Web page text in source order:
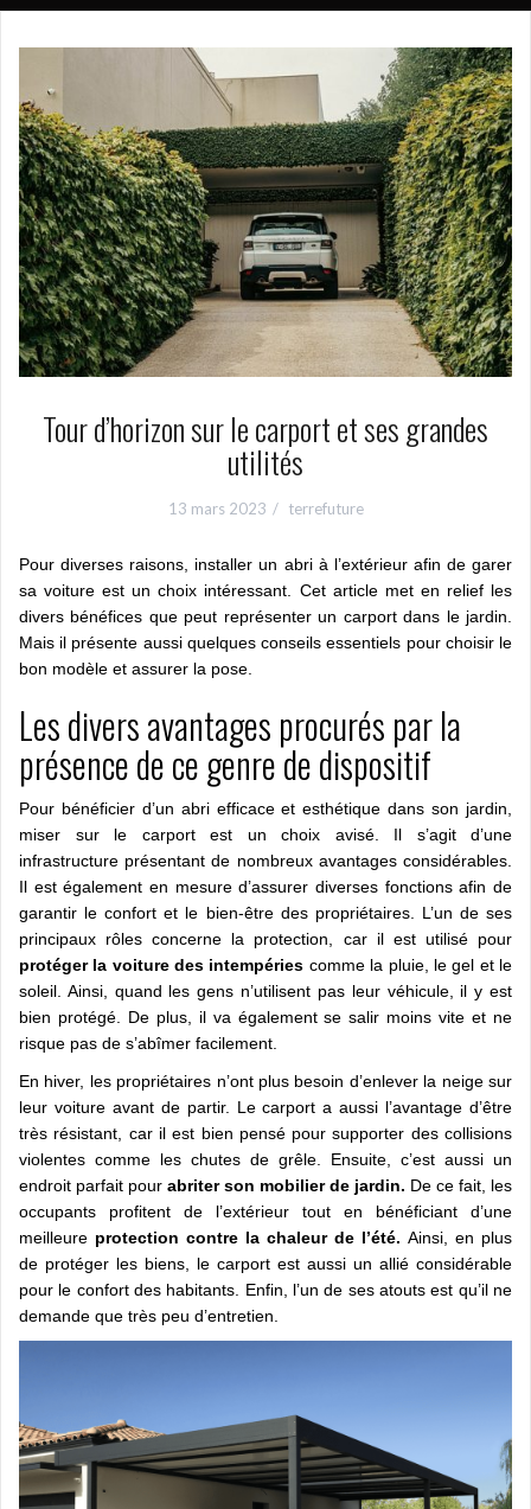
Tour d’horizon sur le carport et ses grandes
utilités
13 mars 2023 terrefuture
Pour diverses raisons, installer un abri à l’extérieur afin de garer
sa voiture est un choix intéressant. Cet article met en relief les
divers bénéfices que peut représenter un carport dans le jardin.
Mais il présente aussi quelques conseils essentiels pour choisir le
bon modèle et assurer la pose.
Les divers avantages procurés par la
présence de ce genre de dispositif
Pour bénéficier d’un abri efficace et esthétique dans son jardin,
miser sur le carport est un choix avisé. Il s’agit d’une
infrastructure présentant de nombreux avantages considérables.
Il est également en mesure d’assurer diverses fonctions afin de
garantir le confort et le bien-être des propriétaires. L’un de ses
principaux rôles concerne la protection, car il est utilisé pour
protéger la voiture des intempéries comme la pluie, le gel et le
soleil. Ainsi, quand les gens n’utilisent pas leur véhicule, il y est
bien protégé. De plus, il va également se salir moins vite et ne
risque pas de s’abîmer facilement.
En hiver, les propriétaires n’ont plus besoin d’enlever la neige sur
leur voiture avant de partir. Le carport a aussi l’avantage d’être
très résistant, car il est bien pensé pour supporter des collisions
violentes comme les chutes de grêle. Ensuite, c’est aussi un
endroit parfait pour abriter son mobilier de jardin. De ce fait, les
occupants profitent de l’extérieur tout en bénéficiant d’une
meilleure protection contre la chaleur de l’été. Ainsi, en plus
de protéger les biens, le carport est aussi un allié considérable
pour le confort des habitants. Enfin, l’un de ses atouts est qu’il ne
demande que très peu d’entretien.